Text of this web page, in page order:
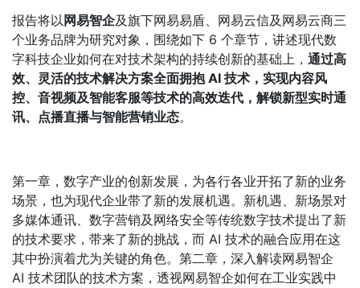
报告将以 网易智企及旗下网易易盾、网易云信及网易云商三
个业务品牌为研究对象，围绕如下 6 个章节，讲述现代数
字科技企业如何在对技术架构的持续创新的基础上， 通过高
效、灵活的技术解决方案全面拥抱 AI 技术，实现内容风
控、音视频及智能客服等技术的高效迭代，解锁新型实时通
讯、点播直播与智能营销业态。
第一章，数字产业的创新发展，为各行各业开拓了新的业务
场景，也为现代企业带了新的发展机遇。新机遇、新场景对
多媒体通讯、数字营销及网络安全等传统数字技术提出了新
的技术要求，带来了新的挑战，而 AI 技术的融合应用在这
其中扮演着尤为关键的角色。 第二章，深入解读网易智企
AI 技术团队的技术方案，透视网易智企如何在工业实践中